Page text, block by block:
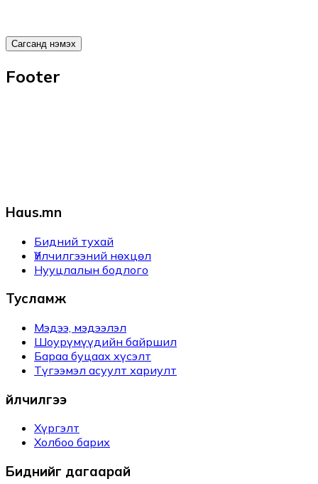
Сагсанд нэмэх
Footer
Haus.mn
Бидний тухай
Үйлчилгээний нөхцөл
Нууцлалын бодлого
Тусламж
Мэдээ, мэдээлэл
Шоурүмүүдийн байршил
Бараа буцаах хүсэлт
Түгээмэл асуулт хариулт
Үйлчилгээ
Хүргэлт
Холбоо барих
Биднийг дагаарай